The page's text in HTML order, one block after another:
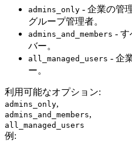
admins_only - 企業の管
グループ管理者。
admins_and_members - す
バー。
all_managed_users - 企
ー。
利用可能なオプション:
admins_only,
admins_and_members,
all_managed_users
例 :